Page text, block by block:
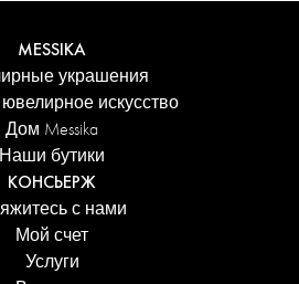
MESSIKA
украшения
искусство
Дом Messika
Наши бутики
КОНСЬЕРЖ
с нами
Мой счет
Услуги